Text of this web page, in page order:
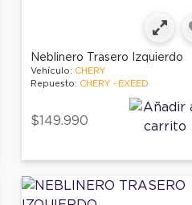
Neblinero Trasero Izquierdo
Vehículo: CHERY
Repuesto: CHERY - EXEED
$149.990